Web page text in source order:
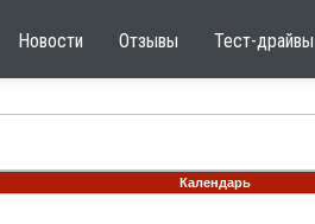
Новости Отзывы Тест-драйвы
Календарь